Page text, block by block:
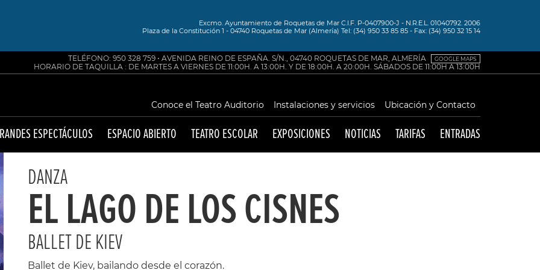
Excmo. Ayuntamiento de Roquetas de Mar C.I.F. P-0407900-J - N.R.E.L. 01040792. 2006
Plaza de la Constitución 1 - 04740 Roquetas de Mar (Almería) Tel: (34) 950 33 85 85 - Fax: (34) 950 32 15 14
TELÉFONO: 950 328 759 • AVENIDA REINO DE ESPAÑA. S/N., 04740 ROQUETAS DE MAR, ALMERÍA GOOGLE MAPS
HORARIO DE TAQUILLA : DE MARTES A VIERNES DE 11:00H. A 13:00H. Y DE 18:00H. A 20:00H. SÁBADOS DE 11:00H A 13:00H
Conoce el Teatro Auditorio Instalaciones y servicios Ubicación y Contacto
ESPECTÁCULOS ESPACIO ABIERTO TEATRO ESCOLAR EXPOSICIONES NOTICIAS TARIFAS ENTRADAS
DANZA
EL LAGO DE LOS CISNES
BALLET DE KIEV
Ballet de Kiev, bailando desde el corazón.